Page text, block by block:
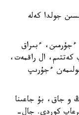
جولدا كەلە
ءبىراق
ال راقمەت،
ءجۇرىپ
و جاق، بۇ جاعىنا